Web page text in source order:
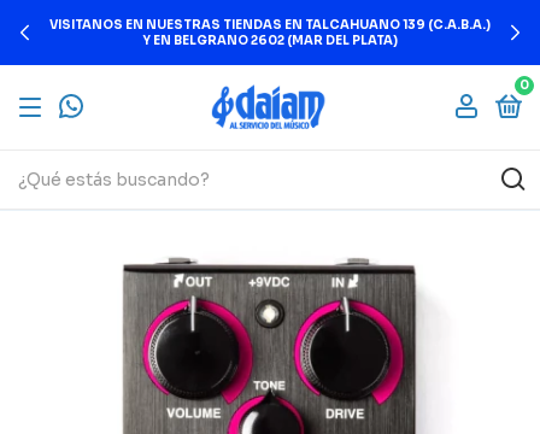
VISITANOS EN NUESTRAS TIENDAS EN TALCAHUANO 139 (C.A.B.A.)
Y EN BELGRANO 2602 (MAR DEL PLATA)
0